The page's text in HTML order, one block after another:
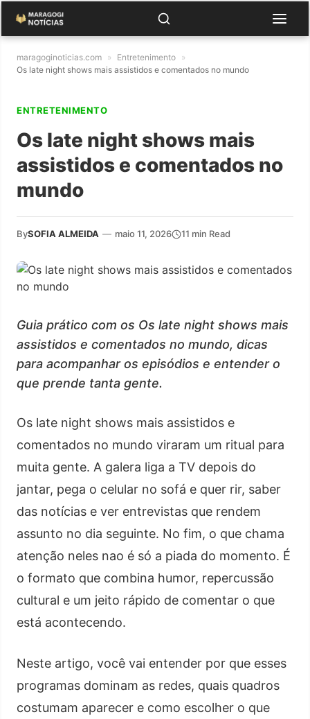
maragoginoticias.com » Entretenimento »
Os late night shows mais assistidos e comentados no mundo
ENTRETENIMENTO
Os late night shows mais
assistidos e comentados no
mundo
BySOFIA ALMEIDA — maio 11, 2026 11 min Read
Guia prático com os Os late night shows mais
assistidos e comentados no mundo, dicas
para acompanhar os episódios e entender o
que prende tanta gente.
Os late night shows mais assistidos e
comentados no mundo viraram um ritual para
muita gente. A galera liga a TV depois do
jantar, pega o celular no sofá e quer rir, saber
das notícias e ver entrevistas que rendem
assunto no dia seguinte. No fim, o que chama
atenção neles nao é só a piada do momento. É
o formato que combina humor, repercussão
cultural e um jeito rápido de comentar o que
está acontecendo.
Neste artigo, você vai entender por que esses
programas dominam as redes, quais quadros
costumam aparecer e como escolher o que